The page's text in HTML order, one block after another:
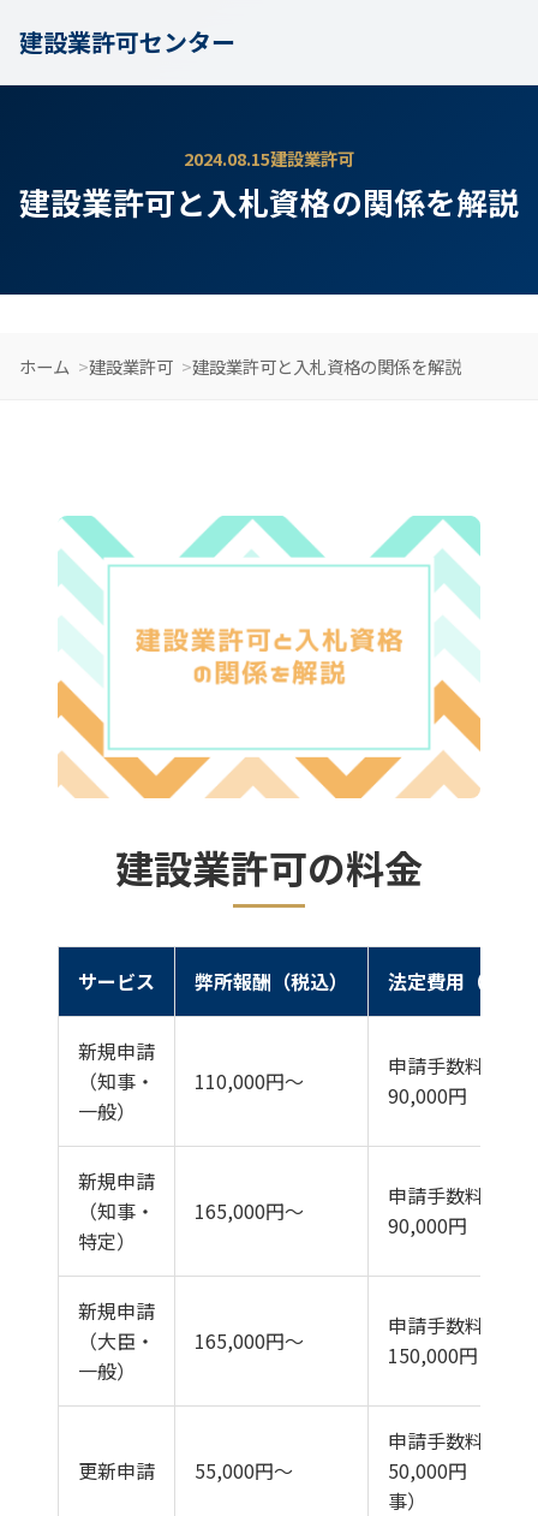
建設業許可センター
2024.08.15建設業許可
建設業許可と入札資格の関係を解説
ホーム 建設業許可 建設業許可と入札資格の関係を解説
建設業許可の料金
サービス 弊所報酬（税込） 法定費用（別途
新規申請
（知事・
一般）
110,000円〜
申請手数料
90,000円
新規申請
（知事・
特定）
165,000円〜
申請手数料
90,000円
新規申請
（大臣・
一般）
165,000円〜
申請手数料
150,000円
更新申請 55,000円〜
申請手数料
50,000円（知
事）